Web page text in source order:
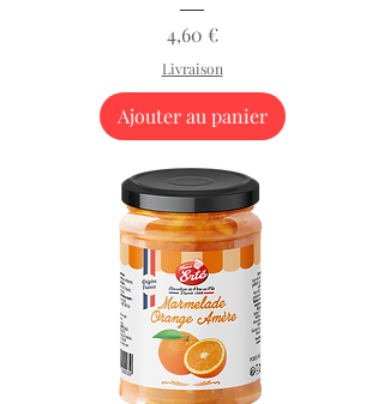
Prix
4,60 €
Livraison
Ajouter au panier